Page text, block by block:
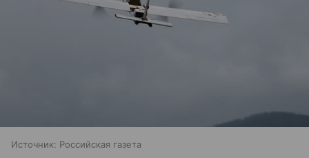
Источник: Российская газета